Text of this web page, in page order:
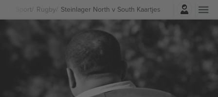
Sport Rugby Steinlager North v South Kaartjes
Log in